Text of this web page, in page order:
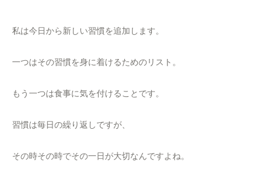
私は今日から新しい習慣を追加します。
一つはその習慣を身に着けるためのリスト。
もう一つは食事に気を付けることです。
習慣は毎日の繰り返しですが、
その時その時でその一日が大切なんですよね。